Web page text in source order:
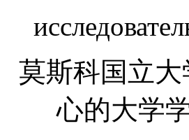
莫斯科国立大
心的大学